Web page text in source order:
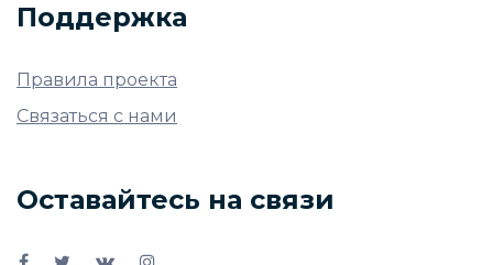
Поддержка
Правила проекта
Связаться с нами
Оставайтесь на связи